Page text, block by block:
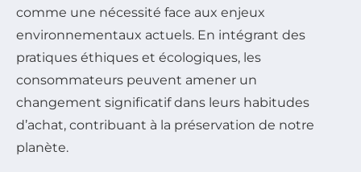
comme une nécessité face aux enjeux
environnementaux actuels. En intégrant des
pratiques éthiques et écologiques, les
consommateurs peuvent amener un
changement significatif dans leurs habitudes
d’achat, contribuant à la préservation de notre
planète.